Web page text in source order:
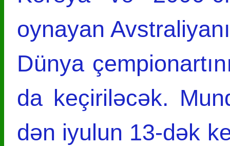
oynayan
Dünya
da keçiriləcək.
dən iyulun 13-dək